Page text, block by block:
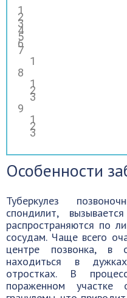
Особенности
Туберкулез
спондилит,
распространяются по
сосудам. Чаще всего
центре позвонка, в
находиться в
отростках. В
пораженном участке